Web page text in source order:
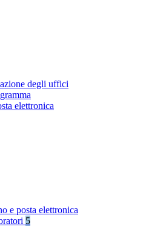
degli uffici
elettronica
e posta elettronica
5